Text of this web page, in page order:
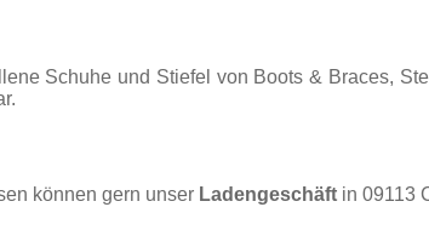
Schuhe und Stiefel von Boots & Braces,
können gern unser Ladengeschäft in 09113